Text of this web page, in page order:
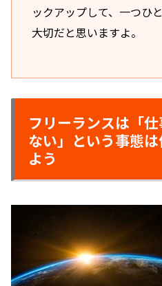
ックアップして、一つひ
大切だと思いますよ。
フリーランスは「
ない」という事態
よう